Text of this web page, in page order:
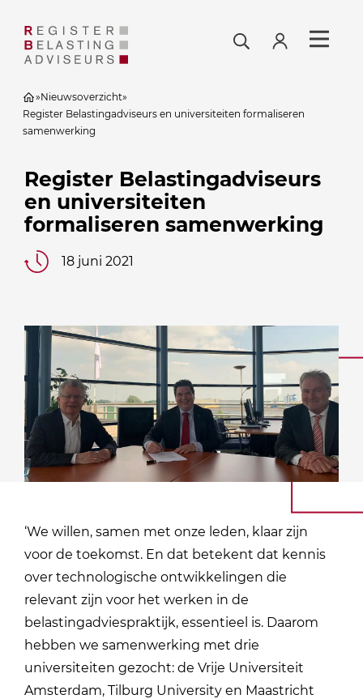
»Nieuwsoverzicht»
Register Belastingadviseurs en universiteiten formaliseren
samenwerking
Register Belastingadviseurs
en universiteiten
formaliseren samenwerking
18 juni 2021
‘We willen, samen met onze leden, klaar zijn
voor de toekomst. En dat betekent dat kennis
over technologische ontwikkelingen die
relevant zijn voor het werken in de
belastingadviespraktijk, essentieel is. Daarom
hebben we samenwerking met drie
universiteiten gezocht: de Vrije Universiteit
Amsterdam, Tilburg University en Maastricht